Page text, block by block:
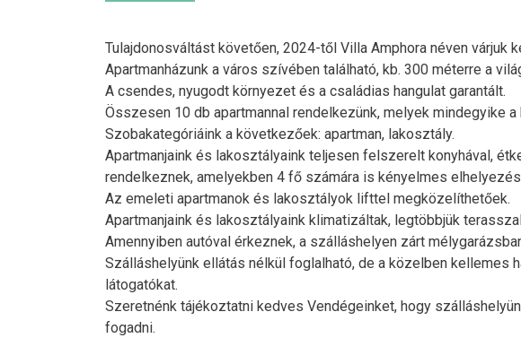
Tulajdonosváltást követően, 2024-től Villa Amphora néven várjuk
Apartmanházunk a város szívében található, kb. 300 méterre a
A csendes, nyugodt környezet és a családias hangulat garantált.
Összesen 10 db apartmannal rendelkezünk, melyek mindegyike a
Szobakategóriáink a következőek: apartman, lakosztály.
Apartmanjaink és lakosztályaink teljesen felszerelt konyhával,
rendelkeznek, amelyekben 4 fő számára is kényelmes
Az emeleti apartmanok és lakosztályok lifttel megközelíthetőek.
Apartmanjaink és lakosztályaink klimatizáltak, legtöbbjük
Amennyiben autóval érkeznek, a szálláshelyen zárt
Szálláshelyünk ellátás nélkül foglalható, de a közelben kellemes
látogatókat.
Szeretnénk tájékoztatni kedves Vendégeinket, hogy
fogadni.